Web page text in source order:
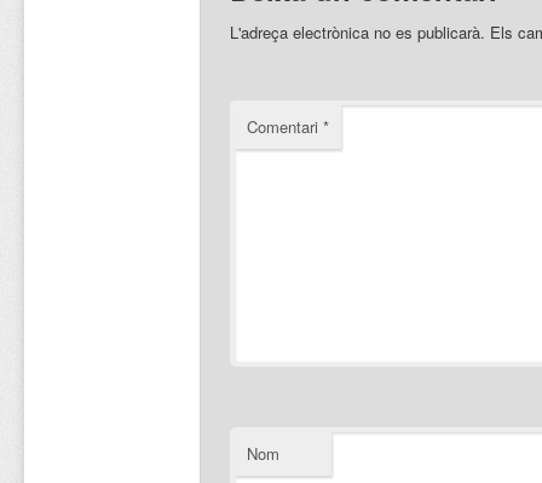
L'adreça electrònica no es publicarà. Els
Comentari *
Nom